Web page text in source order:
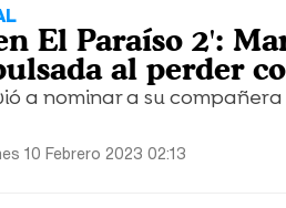
El Paraíso 2':
al perder
a nominar a su
10 Febrero 2023 02:13